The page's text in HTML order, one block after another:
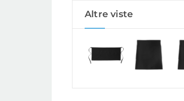
Altre viste